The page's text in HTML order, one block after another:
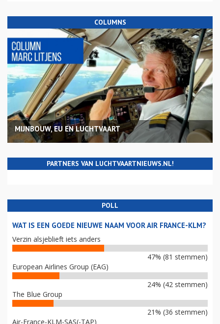
COLUMNS
MIJNBOUW, EU EN LUCHTVAART
PARTNERS VAN LUCHTVAARTNIEUWS.NL!
POLL
WAT IS EEN GOEDE NIEUWE NAAM VOOR AIR FRANCE-KLM?
Verzin alsjeblieft iets anders
47% (81 stemmen)
European Airlines Group (EAG)
24% (42 stemmen)
The Blue Group
21% (36 stemmen)
Air-France-KLM-SAS(-TAP)